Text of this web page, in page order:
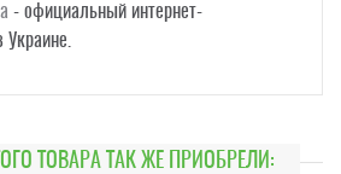
- официальный интернет-
Украине.
ТОВАРА ТАК ЖЕ ПРИОБРЕЛИ: